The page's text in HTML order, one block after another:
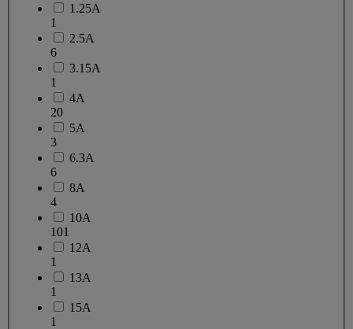
1.25A
1
2.5A
6
3.15A
1
4A
20
5A
3
6.3A
6
8A
4
10A
101
12A
1
13A
1
15A
1